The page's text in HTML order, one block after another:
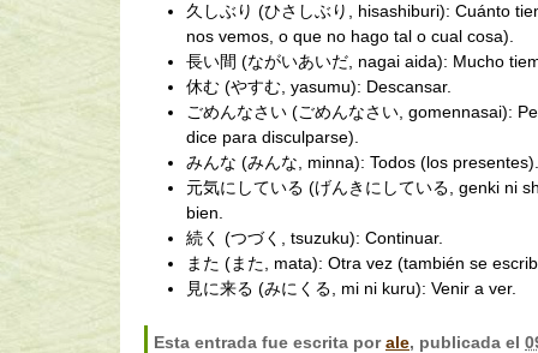
久しぶり (ひさしぶり, hisashiburi): Cuánto
nos vemos, o que no hago tal o cual cosa).
長い間 (ながいあいだ, nagai aida): Mucho
休む (やすむ, yasumu): Descansar.
ごめんなさい (ごめんなさい, gomennasai):
dice para disculparse).
みんな (みんな, minna): Todos (los presentes).
元気にしている (げんきにしている, genki ni
bien.
続く (つづく, tsuzuku): Continuar.
また (また, mata): Otra vez (también se
見に来る (みにくる, mi ni kuru): Venir a ver.
Esta entrada fue escrita por ale, publicada el